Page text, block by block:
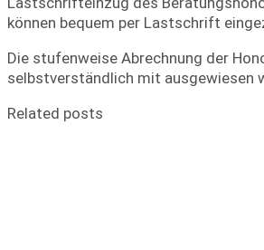
können bequem per Lastschrift
Die stufenweise Abrechnung der
selbstverständlich mit ausgewiesen
Related posts